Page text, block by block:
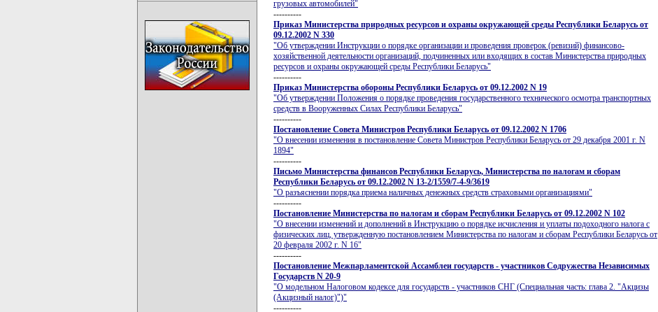
грузовых автомобилей"
----------
Приказ Министерства природных ресурсов и охраны окружающей среды Республики Беларусь от
09.12.2002 N 330
"Об утверждении Инструкции о порядке организации и проведения проверок (ревизий) финансово-
хозяйственной деятельности организаций, подчиненных или входящих в состав Министерства природных
ресурсов и охраны окружающей среды Республики Беларусь"
----------
Приказ Министерства обороны Республики Беларусь от 09.12.2002 N 19
"Об утверждении Положения о порядке проведения государственного технического осмотра транспортных
средств в Вооруженных Силах Республики Беларусь"
----------
Постановление Совета Министров Республики Беларусь от 09.12.2002 N 1706
"О внесении изменения в постановление Совета Министров Республики Беларусь от 29 декабря 2001 г. N
1894"
----------
Письмо Министерства финансов Республики Беларусь, Министерства по налогам и сборам
Республики Беларусь от 09.12.2002 N 13-2/1559/7-4-9/3619
"О разъяснении порядка приема наличных денежных средств страховыми организациями"
----------
Постановление Министерства по налогам и сборам Республики Беларусь от 09.12.2002 N 102
"О внесении изменений и дополнений в Инструкцию о порядке исчисления и уплаты подоходного налога с
физических лиц, утвержденную постановлением Министерства по налогам и сборам Республики Беларусь от
20 февраля 2002 г. N 16"
----------
Постановление Межпарламентской Ассамблеи государств - участников Содружества Независимых
Государств N 20-9
"О модельном Налоговом кодексе для государств - участников СНГ (Специальная часть: глава 2. "Акцизы
(Акцизный налог)")"
----------